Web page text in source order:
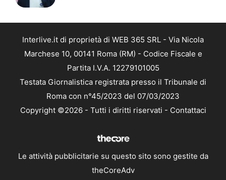
Interlive.it di proprietà di WEB 365 SRL - Via Nicola
Marchese 10, 00141 Roma (RM) - Codice Fiscale e
Partita I.V.A. 12279101005
Testata Giornalistica registrata presso il Tribunale di
Roma con n°45/2023 del 07/03/2023
Copyright ©2026 - Tutti i diritti riservati - Contattaci
Le attività pubblicitarie su questo sito sono gestite da
theCoreAdv